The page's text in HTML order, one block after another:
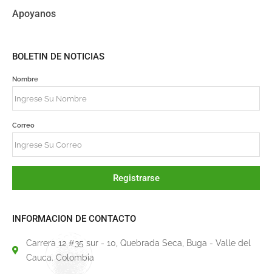
Apoyanos
BOLETIN DE NOTICIAS
Nombre
Correo
Registrarse
INFORMACION DE CONTACTO
Carrera 12 #35 sur - 10, Quebrada Seca, Buga - Valle del
Cauca. Colombia